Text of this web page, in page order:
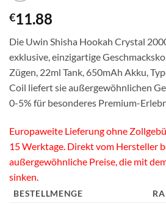
€11.88
Die Uwin Shisha Hookah Crystal
exklusive, einzigartige
Zügen, 22ml Tank, 650mAh Akku,
Coil liefert sie außergewöhnlichen
0-5% für besonderes Premium-
Europaweite Lieferung ohne
15 Werktage. Direkt vom Hersteller
außergewöhnliche Preise, die mit
sinken.
BESTELLMENGE